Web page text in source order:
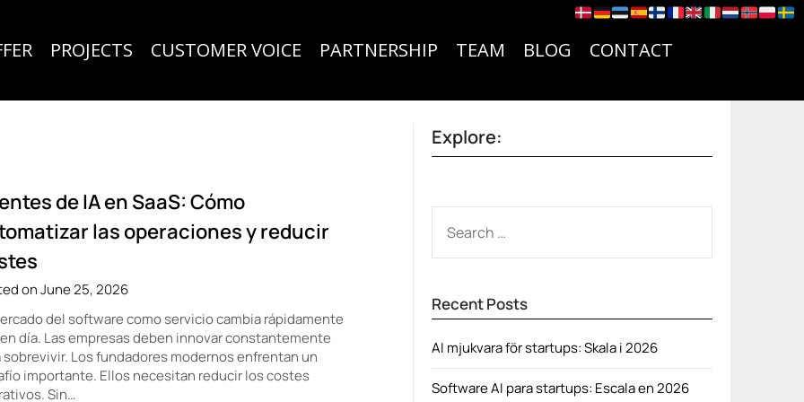
de IA en SaaS: Cómo
las operaciones y reducir
on June 25, 2026
del software como servicio cambia rápidamente
día. Las empresas deben innovar constantemente
sobrevivir. Los fundadores modernos enfrentan un
importante. Ellos necesitan reducir los costes
Sin…
Explore:
FOR:
Recent Posts
AI mjukvara för startups: Skala i 2026
Software AI para startups: Escala en 2026
PROJECTS CUSTOMER VOICE PARTNERSHIP TEAM BLOG CONTACT